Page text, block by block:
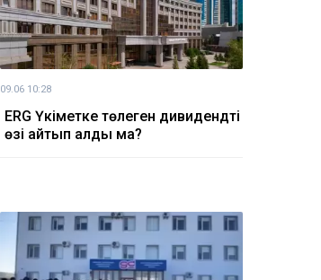
09.06 10:28
ERG Үкіметке төлеген дивидендті
өзі қайтып алды ма?